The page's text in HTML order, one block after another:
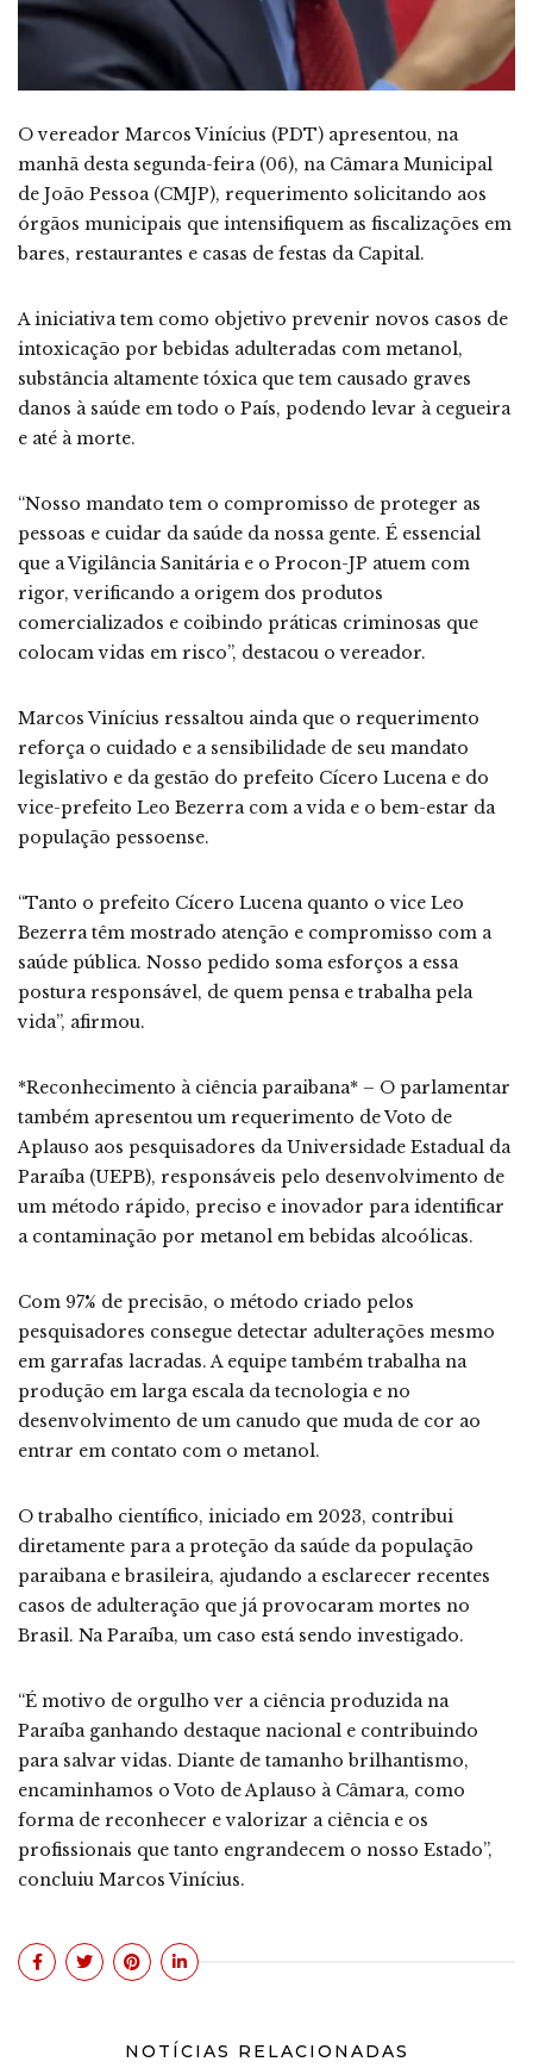
O vereador Marcos Vinícius (PDT) apresentou, na
manhã desta segunda-feira (06), na Câmara Municipal
de João Pessoa (CMJP), requerimento solicitando aos
órgãos municipais que intensifiquem as fiscalizações em
bares, restaurantes e casas de festas da Capital.
A iniciativa tem como objetivo prevenir novos casos de
intoxicação por bebidas adulteradas com metanol,
substância altamente tóxica que tem causado graves
danos à saúde em todo o País, podendo levar à cegueira
e até à morte.
“Nosso mandato tem o compromisso de proteger as
pessoas e cuidar da saúde da nossa gente. É essencial
que a Vigilância Sanitária e o Procon-JP atuem com
rigor, verificando a origem dos produtos
comercializados e coibindo práticas criminosas que
colocam vidas em risco”, destacou o vereador.
Marcos Vinícius ressaltou ainda que o requerimento
reforça o cuidado e a sensibilidade de seu mandato
legislativo e da gestão do prefeito Cícero Lucena e do
vice-prefeito Leo Bezerra com a vida e o bem-estar da
população pessoense.
“Tanto o prefeito Cícero Lucena quanto o vice Leo
Bezerra têm mostrado atenção e compromisso com a
saúde pública. Nosso pedido soma esforços a essa
postura responsável, de quem pensa e trabalha pela
vida”, afirmou.
*Reconhecimento à ciência paraibana* – O parlamentar
também apresentou um requerimento de Voto de
Aplauso aos pesquisadores da Universidade Estadual da
Paraíba (UEPB), responsáveis pelo desenvolvimento de
um método rápido, preciso e inovador para identificar
a contaminação por metanol em bebidas alcoólicas.
Com 97% de precisão, o método criado pelos
pesquisadores consegue detectar adulterações mesmo
em garrafas lacradas. A equipe também trabalha na
produção em larga escala da tecnologia e no
desenvolvimento de um canudo que muda de cor ao
entrar em contato com o metanol.
O trabalho científico, iniciado em 2023, contribui
diretamente para a proteção da saúde da população
paraibana e brasileira, ajudando a esclarecer recentes
casos de adulteração que já provocaram mortes no
Brasil. Na Paraíba, um caso está sendo investigado.
“É motivo de orgulho ver a ciência produzida na
Paraíba ganhando destaque nacional e contribuindo
para salvar vidas. Diante de tamanho brilhantismo,
encaminhamos o Voto de Aplauso à Câmara, como
forma de reconhecer e valorizar a ciência e os
profissionais que tanto engrandecem o nosso Estado”,
concluiu Marcos Vinícius.
NOTÍCIAS RELACIONADAS